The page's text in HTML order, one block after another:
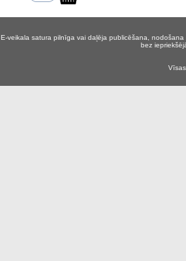
E-veikala satura pilnīga vai daļēja publicēšana,
bez